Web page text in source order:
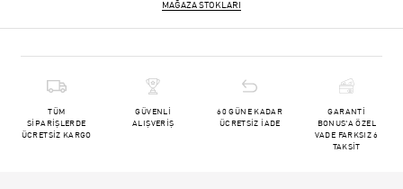
MAĞAZA STOKLARI
TÜM
SİPARİŞLERDE
ÜCRETSİZ KARGO
GÜVENLİ
ALIŞVERİŞ
60 GÜNE KADAR
ÜCRETSİZ İADE
GARANTİ
BONUS'A ÖZEL
VADE FARKSIZ 6
TAKSİT